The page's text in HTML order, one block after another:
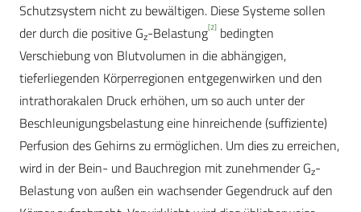
Schutzsystem nicht zu bewältigen. Diese Systeme sollen
der durch die positive Gz-Belastung[2] bedingten
Verschiebung von Blutvolumen in die abhängigen,
tieferliegenden Körperregionen entgegenwirken und den
intrathorakalen Druck erhöhen, um so auch unter der
Beschleunigungsbelastung eine hinreichende (suffiziente)
Perfusion des Gehirns zu ermöglichen. Um dies zu erreichen,
wird in der Bein- und Bauchregion mit zunehmender Gz-
Belastung von außen ein wachsender Gegendruck auf den